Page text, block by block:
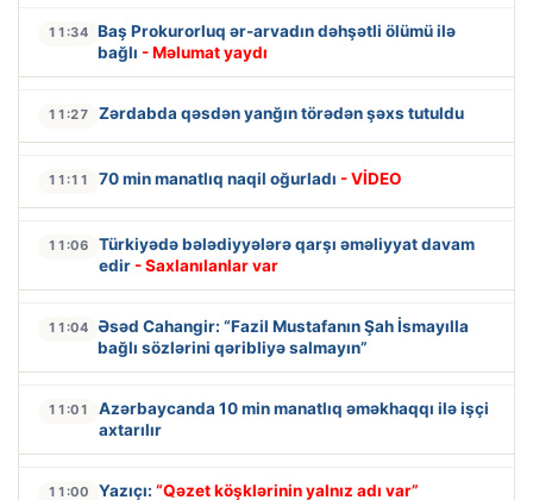
11:34 Baş Prokurorluq ər-arvadın dəhşətli ölümü ilə
bağlı - Məlumat yaydı
11:27 Zərdabda qəsdən yanğın törədən şəxs tutuldu
11:11 70 min manatlıq naqil oğurladı - VİDEO
11:06
Türkiyədə bələdiyyələrə qarşı əməliyyat davam
edir - Saxlanılanlar var
11:04
Əsəd Cahangir: “Fazil Mustafanın Şah İsmayılla
bağlı sözlərini qəribliyə salmayın”
11:01
Azərbaycanda 10 min manatlıq əməkhaqqı ilə işçi
axtarılır
11:00 Yazıçı: “Qəzet köşklərinin yalnız adı var”